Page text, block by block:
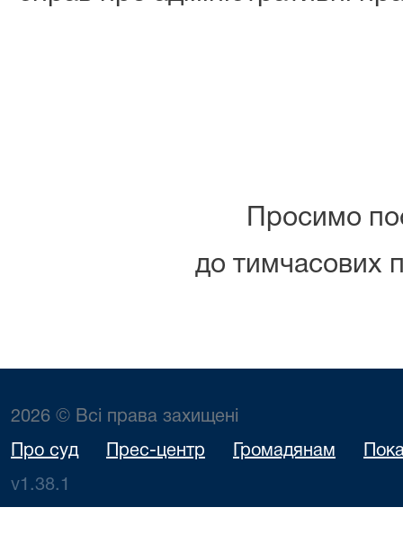
Просимо
до тимчасових
2026 © Всі права захищені
Про суд Прес-центр Громадянам
v1.38.1